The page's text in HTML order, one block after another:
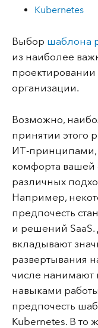
Kubernetes
Выбор шаблона
из наиболее
организации.
Возможно,
принятии этого
ИТ-принципами,
комфорта
различных
Например,
предпочесть
и решений SaaS.
вкладывают
развертывания
числе нанимают
навыками
предпочесть
Kubernetes. В то